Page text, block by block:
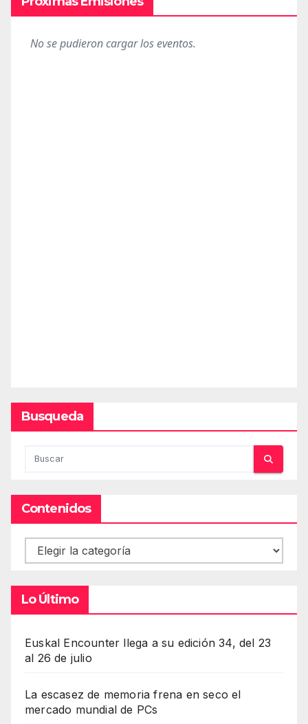
Busqueda
Contenidos
Contenidos
Lo Último
Euskal Encounter llega a su edición 34, del 23
al 26 de julio
La escasez de memoria frena en seco el
mercado mundial de PCs